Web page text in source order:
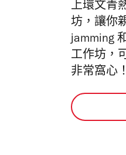
上環文青
坊，讓你
jamming
工作坊，
非常窩心